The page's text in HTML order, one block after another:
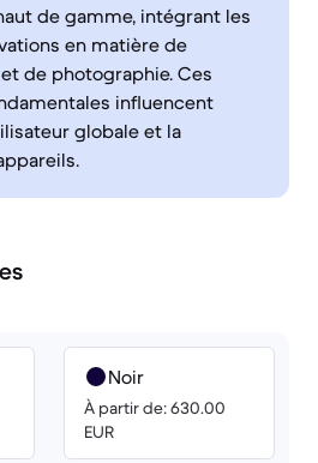
de gamme, intégrant les
en matière de
de photographie. Ces
influencent
globale et la
Noir
À partir de: 630.00
EUR